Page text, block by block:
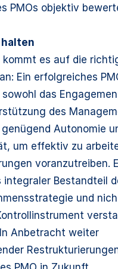
PMOs objektiv
halten
kommt es auf die
Ein erfolgreiches
das
des
Autonomie
um effektiv zu
voranzutreiben.
integraler Bestandteil
und
Anbetracht weiter